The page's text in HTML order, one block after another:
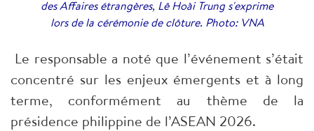
des Affaires étrangères, Lê Hoài Trung s'exprime
lors de la cérémonie de clôture. Photo: VNA
Le responsable a noté que l’événement s’était
concentré sur les enjeux émergents et à long
terme, conformément au thème de la
présidence philippine de l’ASEAN 2026.